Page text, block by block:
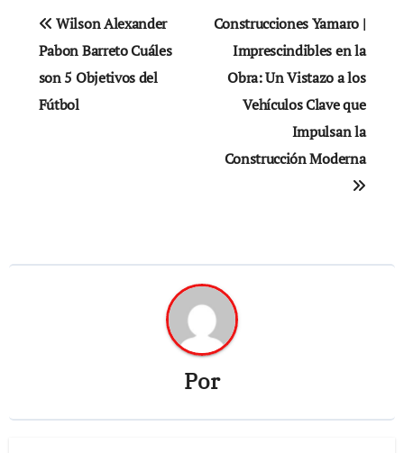
Navegación
de
entradas
Wilson Alexander
Pabon Barreto Cuáles
son 5 Objetivos del
Fútbol
Construcciones Yamaro |
Imprescindibles en la
Obra: Un Vistazo a los
Vehículos Clave que
Impulsan la
Construcción Moderna
Por